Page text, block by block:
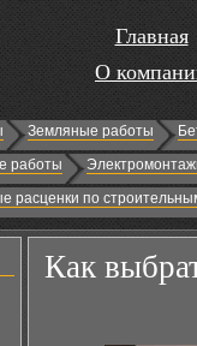
Главная
О
Земляные работы
работы
расценки по
Как